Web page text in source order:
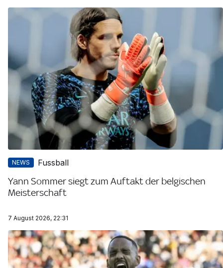
NEWS Fussball
Yann Sommer siegt zum Auftakt der belgischen
Meisterschaft
7 August 2026, 22:31